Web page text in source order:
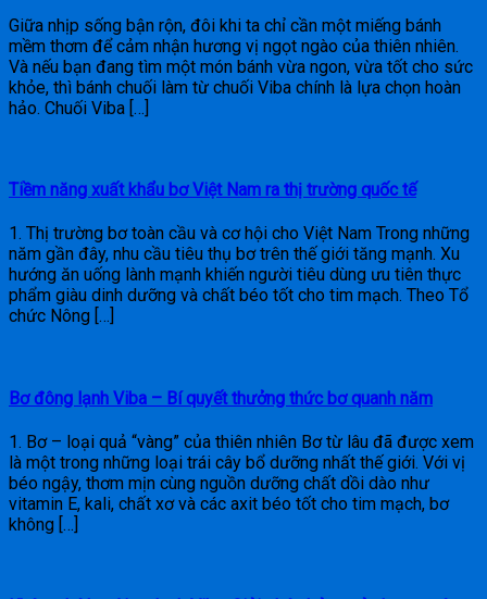
Giữa nhịp sống bận rộn, đôi khi ta chỉ cần một miếng bánh
mềm thơm để cảm nhận hương vị ngọt ngào của thiên nhiên.
Và nếu bạn đang tìm một món bánh vừa ngon, vừa tốt cho sức
khỏe, thì bánh chuối làm từ chuối Viba chính là lựa chọn hoàn
hảo. Chuối Viba […]
Tiềm năng xuất khẩu bơ Việt Nam ra thị trường quốc tế
1. Thị trường bơ toàn cầu và cơ hội cho Việt Nam Trong những
năm gần đây, nhu cầu tiêu thụ bơ trên thế giới tăng mạnh. Xu
hướng ăn uống lành mạnh khiến người tiêu dùng ưu tiên thực
phẩm giàu dinh dưỡng và chất béo tốt cho tim mạch. Theo Tổ
chức Nông […]
Bơ đông lạnh Viba – Bí quyết thưởng thức bơ quanh năm
1. Bơ – loại quả “vàng” của thiên nhiên Bơ từ lâu đã được xem
là một trong những loại trái cây bổ dưỡng nhất thế giới. Với vị
béo ngậy, thơm mịn cùng nguồn dưỡng chất dồi dào như
vitamin E, kali, chất xơ và các axit béo tốt cho tim mạch, bơ
không […]